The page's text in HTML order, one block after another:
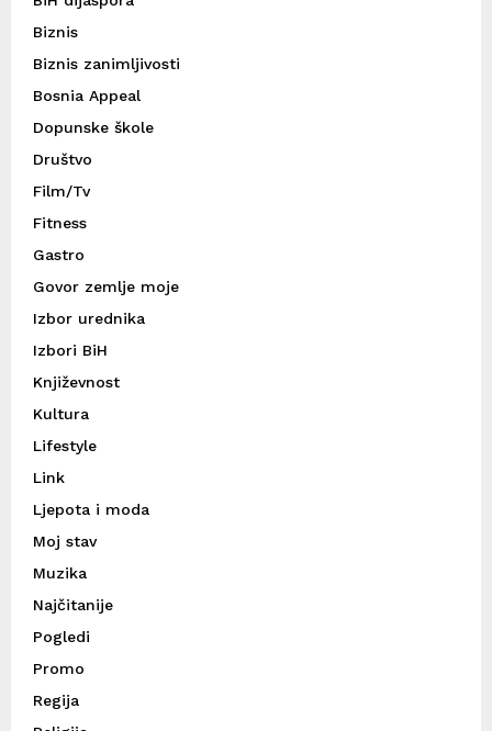
Biznis
Biznis zanimljivosti
Bosnia Appeal
Dopunske škole
Društvo
Film/Tv
Fitness
Gastro
Govor zemlje moje
Izbor urednika
Izbori BiH
Književnost
Kultura
Lifestyle
Link
Ljepota i moda
Moj stav
Muzika
Najčitanije
Pogledi
Promo
Regija